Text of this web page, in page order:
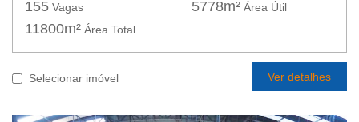
155 Vagas 5778m² Área Útil
11800m² Área Total
Selecionar imóvel Ver detalhes